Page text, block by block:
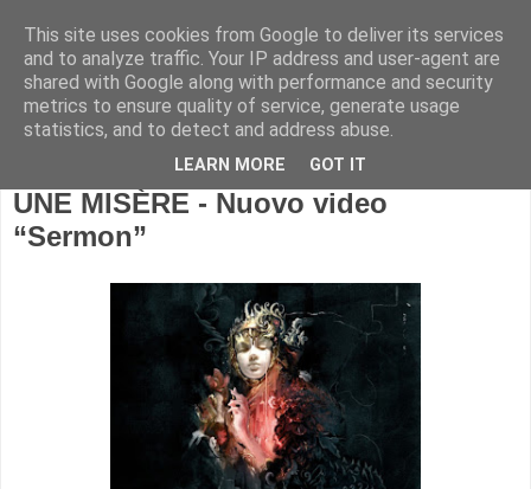
UNE MISÈRE - Nuovo video
“Sermon”
This site uses cookies from Google to deliver its services
and to analyze traffic. Your IP address and user-agent are
shared with Google along with performance and security
metrics to ensure quality of service, generate usage
statistics, and to detect and address abuse.
LEARN MORE GOT IT